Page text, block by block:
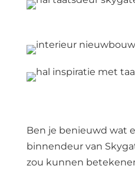
Ben je benieuwd wat
binnendeur van
zou kunnen